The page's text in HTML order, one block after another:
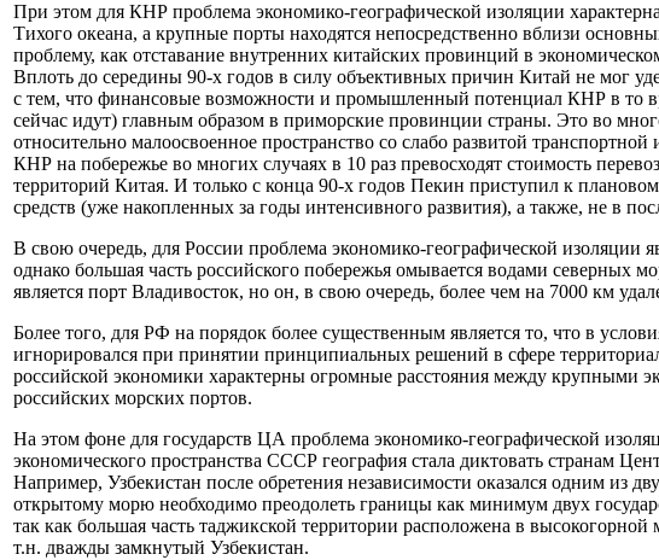
При этом для КНР проблема экономико-географической изоляции
Тихого океана, а крупные порты находятся непосредственно вблизи
проблему, как отставание внутренних китайских провинций в
Вплоть до середины 90-х годов в силу объективных причин Китай не мог
с тем, что финансовые возможности и промышленный потенциал КНР в то
сейчас идут) главным образом в приморские провинции страны. Это во
относительно малоосвоенное пространство со слабо развитой
КНР на побережье во многих случаях в 10 раз превосходят стоимость
территорий Китая. И только с конца 90-х годов Пекин приступил к
средств (уже накопленных за годы интенсивного развития), а также, не в
В свою очередь, для России проблема экономико-географической
однако большая часть российского побережья омывается водами
является порт Владивосток, но он, в свою очередь, более чем на 7000 км
Более того, для РФ на порядок более существенным является то, что в
игнорировался при принятии принципиальных решений в сфере
российской экономики характерны огромные расстояния между крупными
российских морских портов.
На этом фоне для государств ЦА проблема экономико-географической
экономического пространства СССР география стала диктовать странам
Например, Узбекистан после обретения независимости оказался одним из
открытому морю необходимо преодолеть границы как минимум двух
так как большая часть таджикской территории расположена в
т.н. дважды замкнутый Узбекистан.